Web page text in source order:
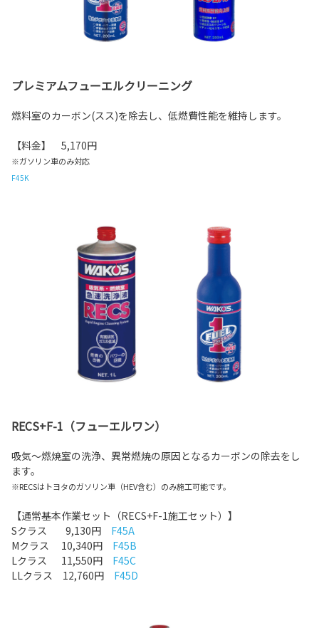
プレミアムフューエルクリーニング
燃料室のカーボン(スス)を除去し、低燃費性能を維持します。
【料金】 5,170円
※ガソリン車のみ対応
F45K
RECS+F-1（フューエルワン）
吸気〜燃焼室の洗浄、異常燃焼の原因となるカーボンの除去をし
ます。
※RECSはトヨタのガソリン車（HEV含む）のみ施工可能です。
【通常基本作業セット（RECS+F-1施工セット）】
Sクラス 9,130円 F45A
Mクラス 10,340円 F45B
Lクラス 11,550円 F45C
LLクラス 12,760円 F45D